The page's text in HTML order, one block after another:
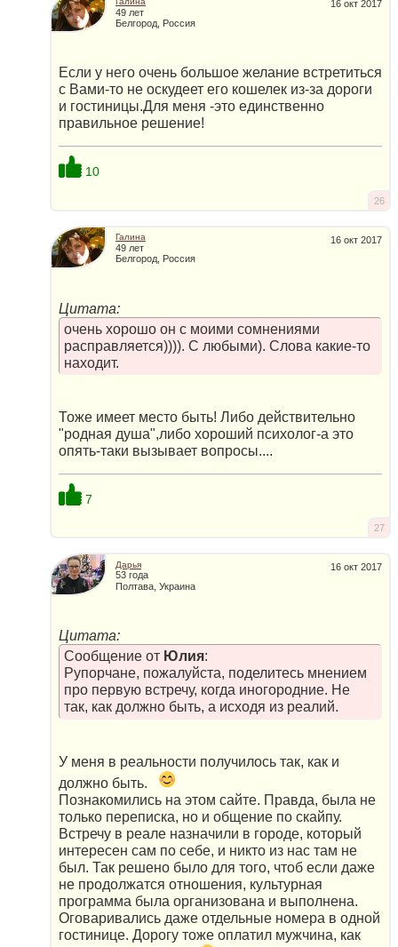
16 окт 2017
49 лет
Белгород, Россия
Если у него очень большое желание встретиться
с Вами-то не оскудеет его кошелек из-за дороги
и гостиницы.Для меня -это единственно
правильное решение!
10
26
16 окт 2017
Галина
49 лет
Белгород, Россия
Цитата:
очень хорошо он с моими сомнениями
расправляется)))). С любыми). Слова какие-то
находит.
Тоже имеет место быть! Либо действительно
"родная душа",либо хороший психолог-а это
опять-таки вызывает вопросы....
7
27
16 окт 2017
Дарья
53 года
Полтава, Украина
Цитата:
Сообщение от Юлия:
Рупорчане, пожалуйста, поделитесь мнением
про первую встречу, когда иногородние. Не
так, как должно быть, а исходя из реалий.
У меня в реальности получилось так, как и
должно быть.
Познакомились на этом сайте. Правда, была не
только переписка, но и общение по скайпу.
Встречу в реале назначили в городе, который
интересен сам по себе, и никто из нас там не
был. Так решено было для того, чтоб если даже
не продолжатся отношения, культурная
программа была организована и выполнена.
Оговаривались даже отдельные номера в одной
гостинице. Дорогу тоже оплатил мужчина, как